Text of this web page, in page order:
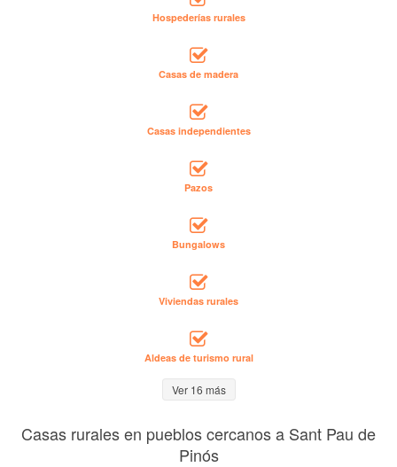
Hospederías rurales
Casas de madera
Casas independientes
Pazos
Bungalows
Viviendas rurales
Aldeas de turismo rural
Ver 16 más
Casas rurales en pueblos cercanos a Sant Pau de
Pinós